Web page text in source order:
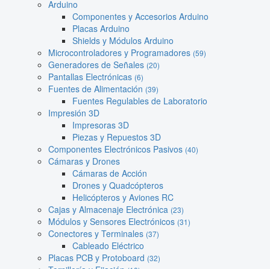
Arduino
Componentes y Accesorios Arduino
Placas Arduino
Shields y Módulos Arduino
Microcontroladores y Programadores (59)
Generadores de Señales (20)
Pantallas Electrónicas (6)
Fuentes de Alimentación (39)
Fuentes Regulables de Laboratorio
Impresión 3D
Impresoras 3D
Piezas y Repuestos 3D
Componentes Electrónicos Pasivos (40)
Cámaras y Drones
Cámaras de Acción
Drones y Quadcópteros
Helicópteros y Aviones RC
Cajas y Almacenaje Electrónica (23)
Módulos y Sensores Electrónicos (31)
Conectores y Terminales (37)
Cableado Eléctrico
Placas PCB y Protoboard (32)